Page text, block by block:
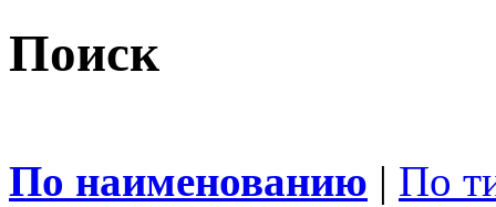
Поиск
По наименованию | По